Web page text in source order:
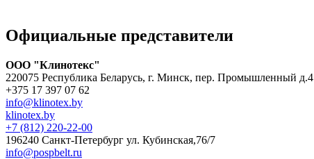
Официальные представители
ООО "Клинотекс"
220075 Республика Беларусь, г. Минск, пер. Промышленный д.4
+375 17 397 07 62
info@klinotex.by
klinotex.by
+7 (812) 220-22-00
196240 Санкт-Петербург ул. Кубинская,76/7
info@pospbelt.ru